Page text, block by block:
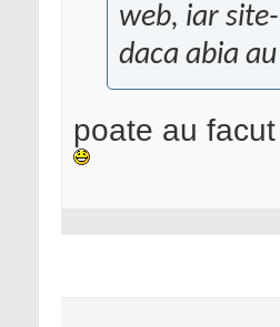
web, iar
daca abia
poate au